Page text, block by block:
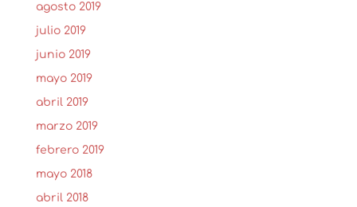
agosto 2019
julio 2019
junio 2019
mayo 2019
abril 2019
marzo 2019
febrero 2019
mayo 2018
abril 2018